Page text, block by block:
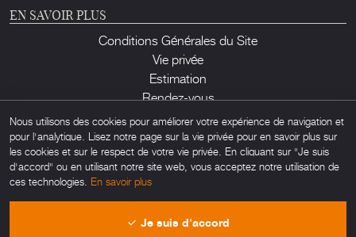
EN SAVOIR PLUS
Conditions Générales du Site
Vie privée
Estimation
Rendez-vous
Contact
matériel trouvé sur ce site est interdite. Powered by
Nous utilisons des cookies pour améliorer votre expérience de navigation et
pour l'analytique. Lisez notre page sur la vie privée pour en savoir plus sur
les cookies et sur le respect de votre vie privée. En cliquant sur "Je suis
d'accord" ou en utilisant notre site web, vous acceptez notre utilisation de
ces technologies. En savoir plus
Je suis d'accord